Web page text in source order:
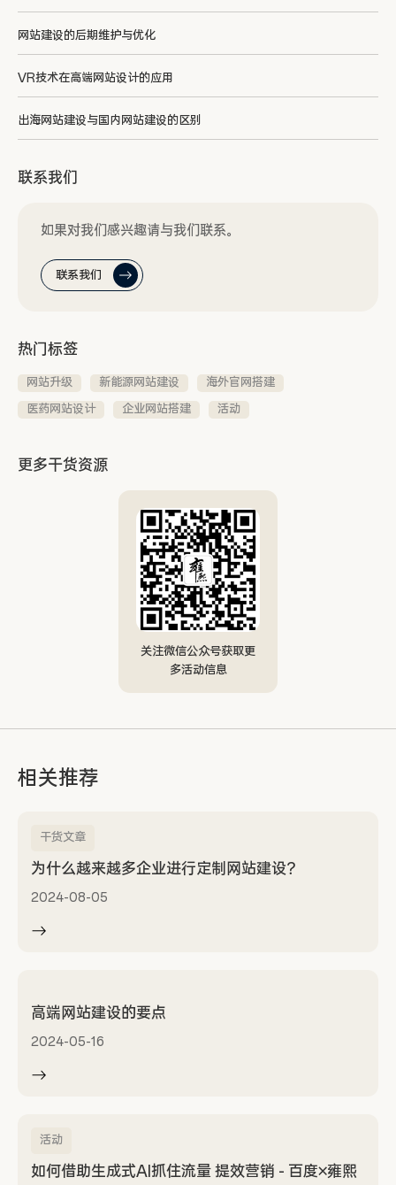
网站建设的后期维护与优化
VR技术在高端网站设计的应用
出海网站建设与国内网站建设的区别
联系我们
如果对我们感兴趣请与我们联系。
联系我们
热门标签
网站升级 新能源网站建设
海外官网搭建
医药网站设计
企业网站搭建 活动
更多干货资源
关注微信公众号获取更
多活动信息
相关推荐
干货文章
为什么越来越多企业进行定制网站建设？
2024-08-05
高端网站建设的要点
2024-05-16
活动
如何借助生成式AI抓住流量 提效营销 - 百度×雍熙